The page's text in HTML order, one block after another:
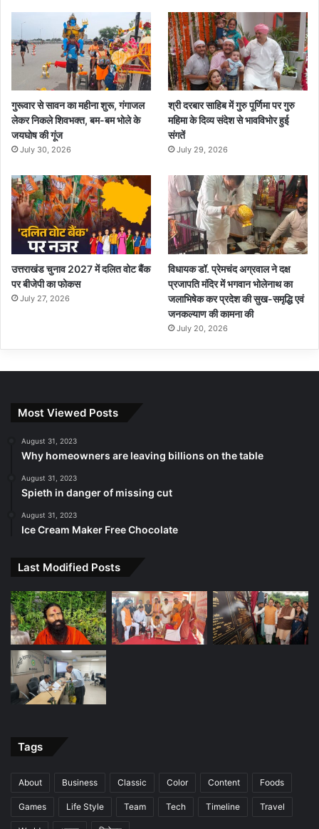
गुरूवार से सावन का महीना शुरू, गंगाजल
लेकर निकले शिवभक्त, बम-बम भोले के
जयघोष की गूंज
July 30, 2026
श्री दरबार साहिब में गुरु पूर्णिमा पर गुरु
महिमा के दिव्य संदेश से भावविभोर हुई
संगतें
July 29, 2026
उत्तराखंड चुनाव 2027 में दलित वोट बैंक
पर बीजेपी का फोकस
July 27, 2026
विधायक डॉ. प्रेमचंद अग्रवाल ने दक्ष
प्रजापति मंदिर में भगवान भोलेनाथ का
जलाभिषेक कर प्रदेश की सुख-समृद्धि एवं
जनकल्याण की कामना की
July 20, 2026
Most Viewed Posts
August 31, 2023
Why homeowners are leaving billions on the table
August 31, 2023
Spieth in danger of missing cut
August 31, 2023
Ice Cream Maker Free Chocolate
Last Modified Posts
Tags
About Business Classic Color Content Foods
Games Life Style Team Tech Timeline Travel